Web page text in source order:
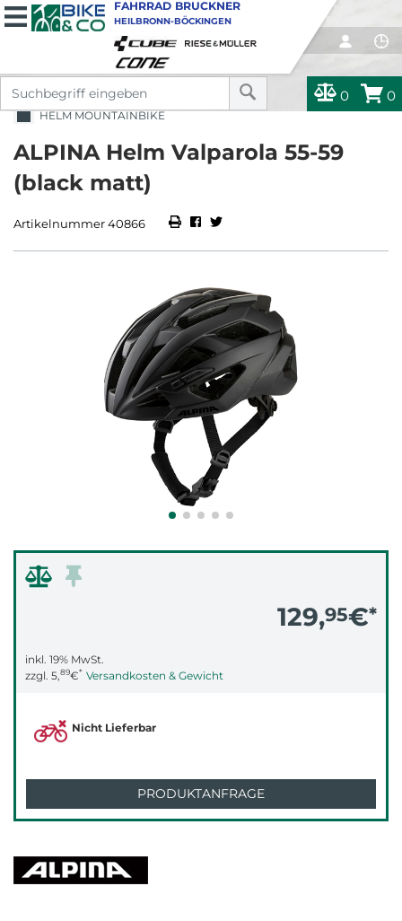
0 0
FAHRRAD BRUCKNER
HEILBRONN-BÖCKINGEN
HELM MOUNTAINBIKE
ALPINA Helm Valparola 55-59
(black matt)
Artikelnummer 40866
129,95€*
inkl. 19% MwSt.
zzgl. 5,89€* Versandkosten & Gewicht
Nicht Lieferbar
PRODUKTANFRAGE